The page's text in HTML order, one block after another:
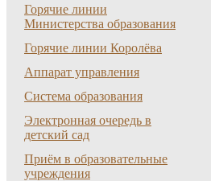
Горячие линии
Министерства образования
Горячие линии Королёва
Аппарат управления
Система образования
Электронная очередь в
детский сад
Приём в образовательные
учреждения